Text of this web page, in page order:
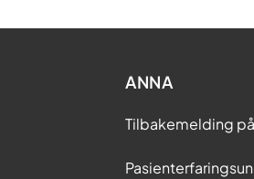
ANNA
Tilbakemelding